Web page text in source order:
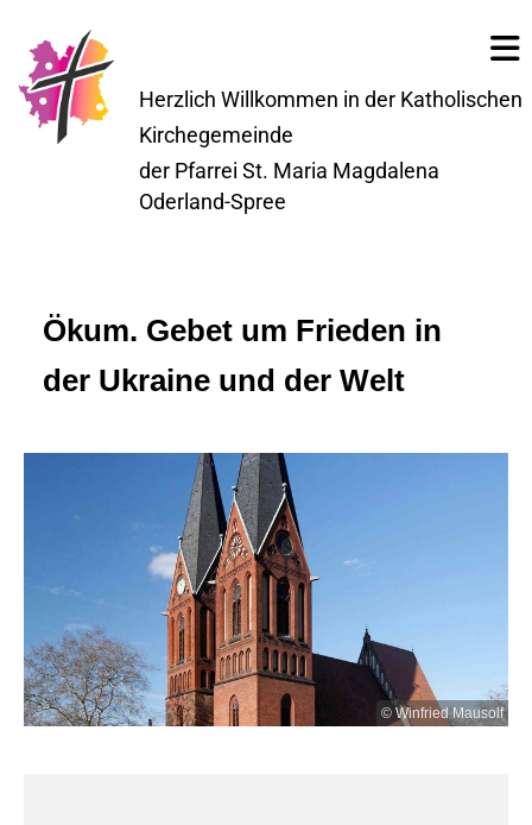
Herzlich Willkommen in der Katholischen
Kirchegemeinde
der Pfarrei St. Maria Magdalena
Oderland-Spree
Ökum. Gebet um Frieden in
der Ukraine und der Welt
© Winfried Mausolf